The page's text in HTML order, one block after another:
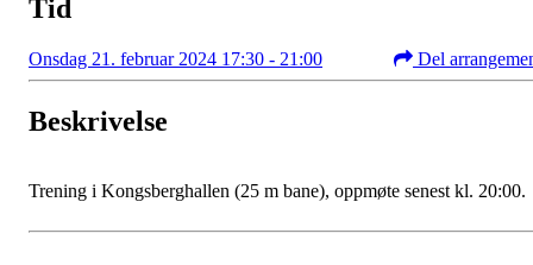
Tid
Onsdag 21. februar 2024 17:30 - 21:00 Del
Beskrivelse
Trening i Kongsberghallen (25 m bane), oppmøte senest kl. 20:00.